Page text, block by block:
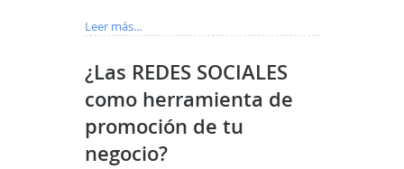
Leer más…
¿Las REDES SOCIALES
como herramienta de
promoción de tu
negocio?